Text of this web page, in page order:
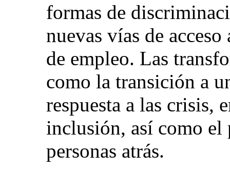
formas de
nuevas vías de
de empleo. Las
como la transición a
respuesta a las crisis,
inclusión, así como el
personas atrás.